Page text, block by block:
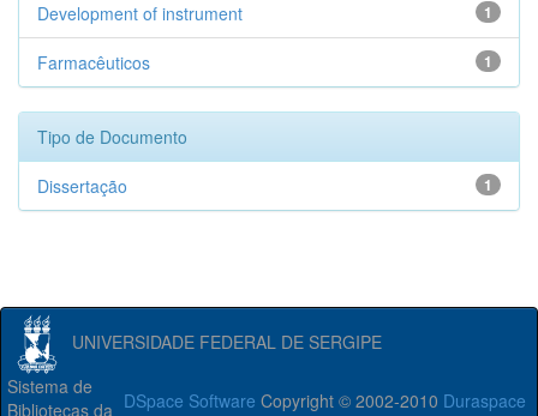
1
Development of instrument
1
Farmacêuticos
Tipo de Documento
1
Dissertação
UNIVERSIDADE FEDERAL DE SERGIPE
DSpace Software Copyright © 2002-2010 Duraspace
Sistema de
Bibliotecas da